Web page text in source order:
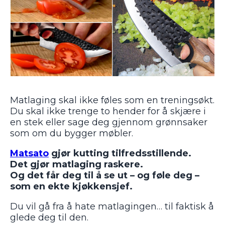
Matlaging skal ikke føles som en treningsøkt.
Du skal ikke trenge to hender for å skjære i
en stek eller sage deg gjennom grønnsaker
som om du bygger møbler.
Matsato gjør kutting tilfredsstillende.
Det gjør matlaging raskere.
Og det får deg til å se ut – og føle deg –
som en ekte kjøkkensjef.
Du vil gå fra å hate matlagingen… til faktisk å
glede deg til den.